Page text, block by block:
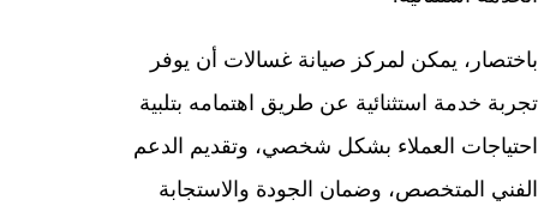
باختصار، يمكن لمركز صيانة غسالات أن يوفر
تجربة خدمة استثنائية عن طريق اهتمامه بتلبية
احتياجات العملاء بشكل شخصي، وتقديم الدعم
الفني المتخصص، وضمان الجودة والاستجابة